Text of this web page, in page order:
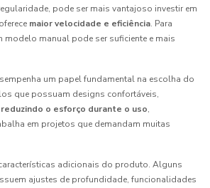
pode ser mais vantajoso investir em
maior velocidade e eficiência. Para
manual pode ser suficiente e mais
um papel fundamental na escolha do
que possuam designs confortáveis,
reduzindo o esforço durante o uso,
em projetos que demandam muitas
adicionais do produto. Alguns
ajustes de profundidade, funcionalidades